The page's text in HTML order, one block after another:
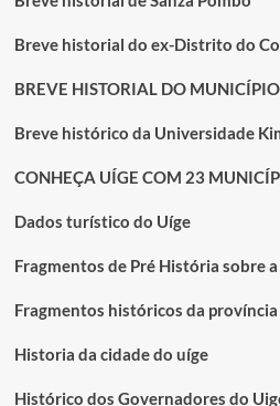
Breve historial do ex-Distrito do
BREVE HISTORIAL DO
Breve histórico da Universidade
CONHEÇA UÍGE COM 23
Dados turístico do Uíge
Fragmentos de Pré História sobre
Fragmentos históricos da província
Historia da cidade do uíge
Histórico dos Governadores do